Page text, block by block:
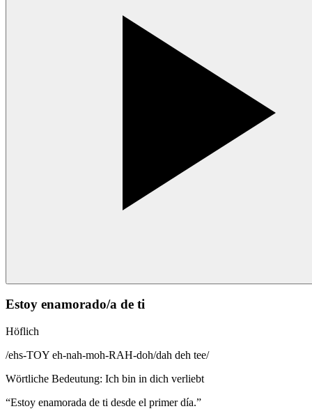
Estoy enamorado/a de ti
Höflich
/ehs-TOY eh-nah-moh-RAH-doh/dah deh tee/
Wörtliche Bedeutung: Ich bin in dich verliebt
“Estoy enamorada de ti desde el primer día.”